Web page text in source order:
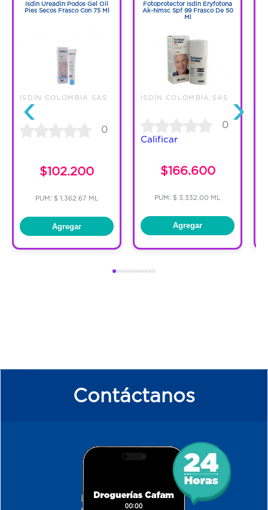
‹
Isdin Ureadin Podos Gel Oil
Pies Secos Frasco Con 75 Ml
ISDIN COLOMBIA SAS
0
$102.200
PUM: $ 1,362.67 ML
Agregar
Fotoprotector Isdin Eryfotona
Ak-Nmsc Spf 99 Frasco De 50
Ml
ISDIN COLOMBIA SAS
0
Calificar
$166.600
PUM: $ 3,332.00 ML
Agregar
›
Contáctanos